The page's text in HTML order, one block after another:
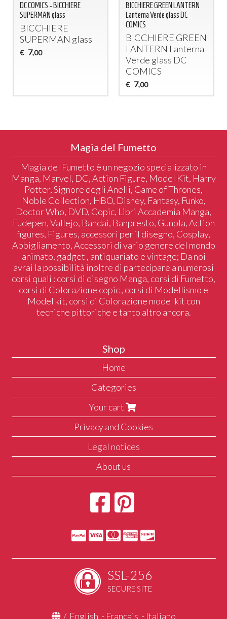
DC COMICS - BICCHIERE
SUPERMAN glass
BICCHIERE
SUPERMAN glass
€ 7,00
BICCHIERE GREEN LANTERN
Lanterna Verde glass DC
COMICS
BICCHIERE GREEN
LANTERN Lanterna
Verde glass DC
COMICS
€ 7,00
Magia del Fumetto
Magia del Fumetto è un negozio specializzato in
Manga, Marvel, DC, Action Figure, Model Kit, Harry
Potter, Signore degli Anelli, Game of Thrones,
Noble Collection, HBO, Disney, Fantasy, Funko,
Doctor Who, DVD, Copic, Libri Accademia Manga,
Fudepen, Vallejo, Bandai, Banpresto, Gunpla, Action
figures, Figures, accessori per il disegno, Cosplay,
Abbigliamento, Accessori di vario genere del mondo
animato, gadget , antiquariato e vintage; Da noi
avrai la possibilità inoltre di partecipare a numerosi
corsi quali : corsi di disegno Manga, corsi di Fumetto,
corsi di Colorazione copic , corsi di Modellismo e
Model kit, corsi di Colorazione model kit con
tecniche pittoriche e tanto altro ancora.
Shop
Home
Categories
Your cart
Privacy and Cookies
Legal notices
About us
SSL-256
SECURE SITE
/ English - Français - Italiano